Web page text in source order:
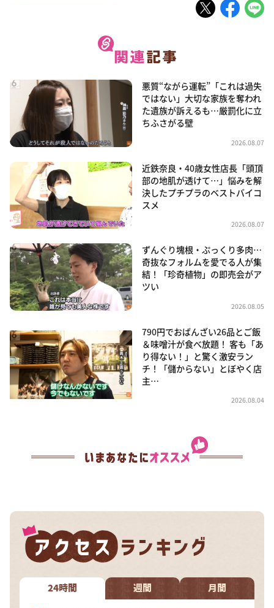
悪質“ながら運転”「これは過失
ではない」大切な家族を奪われ
た遺族が訴えるも…厳罰化に立
ちふさがる壁
2026.08.07
近鉄奈良・40歳女性店長「頭頂
部の地肌が透けて…」悩みを解
決したプチプラのベストバイコ
スメ
2026.08.07
ずんぐり塊根・ぷっくり多肉…
奇抜なフォルムを愛でる人が集
結！「珍奇植物」の即売会がア
ツい
2026.08.05
790円でおばんざい26品とご飯
＆味噌汁が食べ放題！ 客も「あ
り得ない！」と驚く激安ラン
チ！「儲からない」とぼやく店
主…
2026.08.04
24時間 週間 月間